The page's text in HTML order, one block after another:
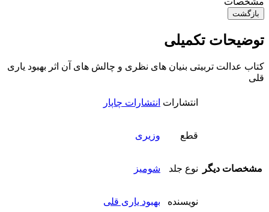
بازگشت
توضیحات تکمیلی
کتاب عدالت تربیتی بنیان های نظری و چالش های آن اثر بهبود یاری
قلی
مشخصات دیگر
انتشارات انتشارات چاپار
قطع وزیری
نوع جلد شومیز
نویسنده بهبود یاری قلی